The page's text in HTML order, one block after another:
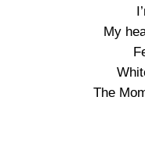
My
The